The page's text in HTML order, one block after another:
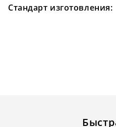
Стандарт изготовления: